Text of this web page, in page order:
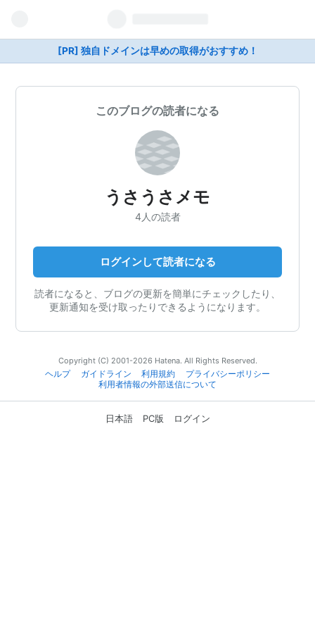
[PR] 独自ドメインは早めの取得がおすすめ！
このブログの読者になる
うさうさメモ
4人の読者
ログインして読者になる
読者になると、ブログの更新を簡単にチェックしたり、
更新通知を受け取ったりできるようになります。
Copyright (C) 2001-2026 Hatena. All Rights Reserved.
ヘルプ
ガイドライン 利用規約
プライバシーポリシー
利用者情報の外部送信について
日本語 PC版 ログイン